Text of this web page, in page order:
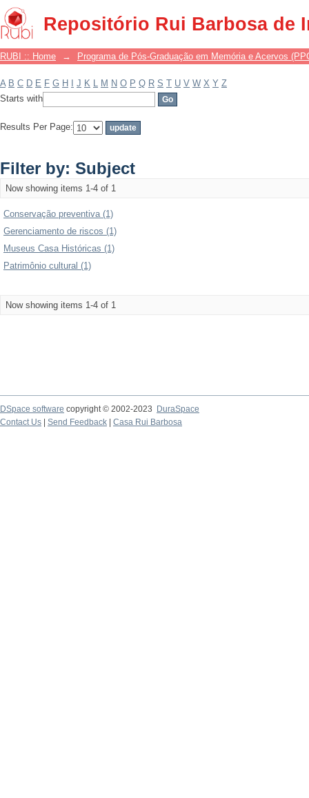
Repositório Rui Barbosa de
Filter by: Subject
RUBI :: Home → Programa de Pós-Graduação em Memória e Acervos
A B C D E F G H J K L M N O P Q R S T U V W X Y Z
Starts with
Results Per Page:
Filter by: Subject
Now showing items 1-4 of 1
Conservação preventiva (1)
Gerenciamento de riscos (1)
Museus Casa Históricas (1)
Patrimônio cultural (1)
Now showing items 1-4 of 1
DSpace software copyright © 2002-2023
DuraSpace
Contact Us
Send Feedback Casa Rui Barbosa